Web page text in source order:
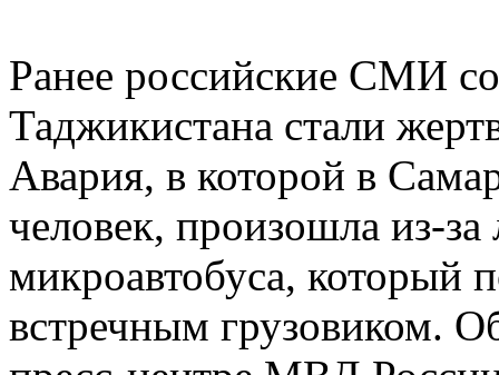
Ранее российские СМИ
Таджикистана стали
Авария, в которой в
человек, произошла из-
микроавтобуса, который
встречным грузовиком.